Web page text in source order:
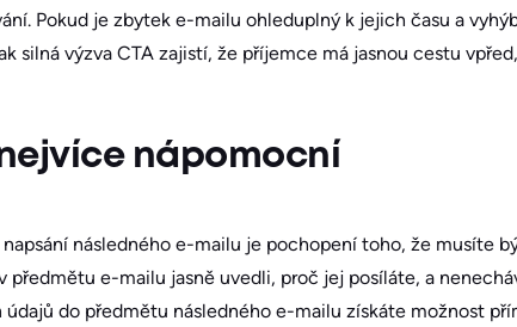
Pokud je zbytek e-mailu ohleduplný k jejich času a
silná výzva CTA zajistí, že příjemce má jasnou cestu
nápomocní
následného e-mailu je pochopení toho, že musíte
předmětu e-mailu jasně uvedli, proč jej posíláte, a
údajů do předmětu následného e-mailu získáte možnost